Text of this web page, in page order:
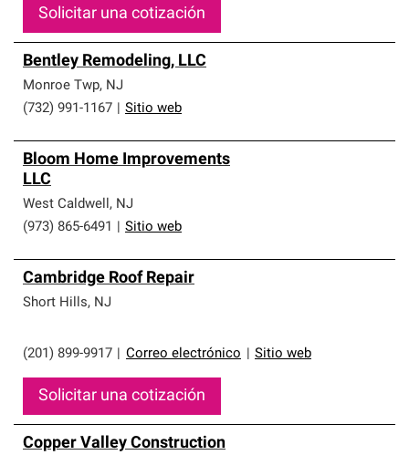
Solicitar una cotización
Bentley Remodeling, LLC
Monroe Twp, NJ
(732) 991-1167
Sitio web
Bloom Home Improvements
LLC
West Caldwell, NJ
(973) 865-6491
Sitio web
Cambridge Roof Repair
Short Hills, NJ
(201) 899-9917 Correo electrónico Sitio web
Solicitar una cotización
Copper Valley Construction